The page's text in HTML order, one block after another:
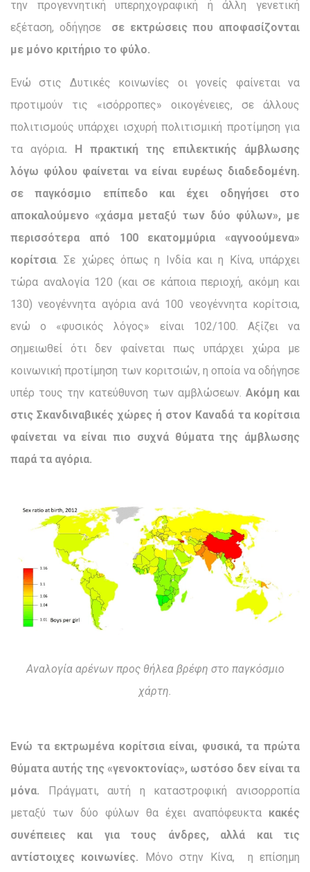
την προγεννητική υπερηχογραφική ή άλλη γενετική
εξέταση, οδήγησε σε εκτρώσεις που αποφασίζονται
με μόνο κριτήριο το φύλο.
Ενώ στις Δυτικές κοινωνίες οι γονείς φαίνεται να
προτιμούν τις «ισόρροπες» οικογένειες, σε άλλους
πολιτισμούς υπάρχει ισχυρή πολιτισμική προτίμηση για
τα αγόρια. Η πρακτική της επιλεκτικής άμβλωσης
λόγω φύλου φαίνεται να είναι ευρέως διαδεδομένη.
σε παγκόσμιο επίπεδο και έχει οδηγήσει στο
αποκαλούμενο «χάσμα μεταξύ των δύο φύλων», με
περισσότερα από 100 εκατομμύρια «αγνοούμενα»
κορίτσια. Σε χώρες όπως η Ινδία και η Κίνα, υπάρχει
τώρα αναλογία 120 (και σε κάποια περιοχή, ακόμη και
130) νεογέννητα αγόρια ανά 100 νεογέννητα κορίτσια,
ενώ ο «φυσικός λόγος» είναι 102/100. Αξίζει να
σημειωθεί ότι δεν φαίνεται πως υπάρχει χώρα με
κοινωνική προτίμηση των κοριτσιών, η οποία να οδήγησε
υπέρ τους την κατεύθυνση των αμβλώσεων. Ακόμη και
στις Σκανδιναβικές χώρες ή στον Καναδά τα κορίτσια
φαίνεται να είναι πιο συχνά θύματα της άμβλωσης
παρά τα αγόρια.
Αναλογία αρένων προς θήλεα βρέφη στο παγκόσμιο
χάρτη.
Ενώ τα εκτρωμένα κορίτσια είναι, φυσικά, τα πρώτα
θύματα αυτής της «γενοκτονίας», ωστόσο δεν είναι τα
μόνα. Πράγματι, αυτή η καταστροφική ανισορροπία
μεταξύ των δύο φύλων θα έχει αναπόφευκτα κακές
συνέπειες και για τους άνδρες, αλλά και τις
αντίστοιχες κοινωνίες. Μόνο στην Κίνα, η επίσημη